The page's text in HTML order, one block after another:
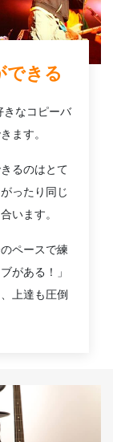
できる
きなコピーバ
ます。
るのはとて
ったり同じ
います。
ペースで練
がある！」
上達も圧倒